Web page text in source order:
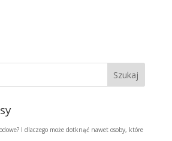
I dlaczego może dotknąć nawet osoby, które